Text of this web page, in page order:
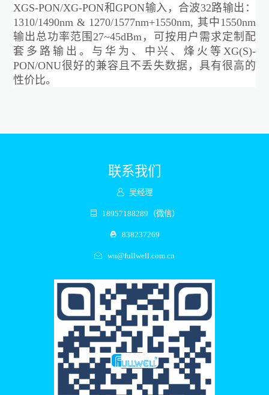
XGS-PON/XG-PON和GPON输入 ， 合波32路输出：
1310/1490nm & 1270/1577nm+1550nm, 其中1550nm
输出总功率范围27~45dBm，可按用户需求定制 配
套多路输出 。 与华为、中兴、烽火等 XG(S)-
PON/ONU很好的兼容且不丢失数据，具有很高的
性价比。
联系我们
吴经理
18957188289（微信）
838237269
wu@fullwell.com.cn